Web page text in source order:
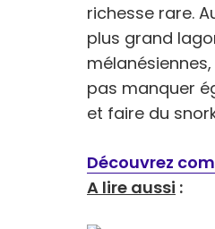
richesse rare.
plus grand
pas manquer
et faire du
Découvrez
A lire aussi :